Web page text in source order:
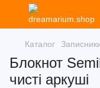
Каталог
Блокнот
чисті аркуші